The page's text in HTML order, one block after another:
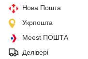
Нова Пошта
Укрпошта
Meest ПОШТА
Делівері